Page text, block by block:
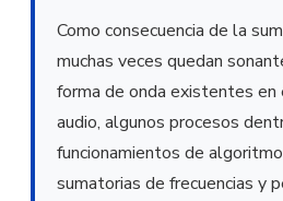
Como consecuencia de la
muchas veces quedan
forma de onda existentes
audio, algunos procesos
funcionamientos de
sumatorias de frecuencias y